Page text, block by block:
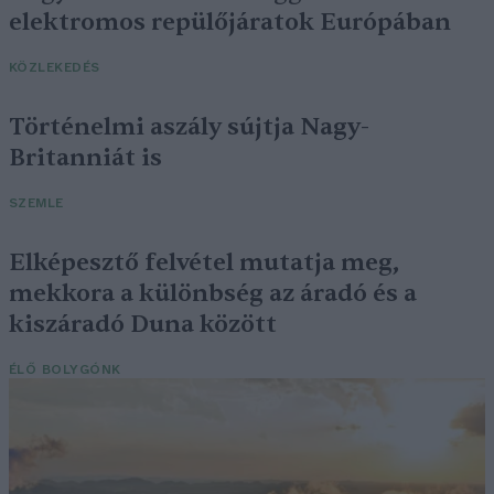
elektromos repülőjáratok Európában
KÖZLEKEDÉS
Történelmi aszály sújtja Nagy-
Britanniát is
SZEMLE
Elképesztő felvétel mutatja meg,
mekkora a különbség az áradó és a
kiszáradó Duna között
ÉLŐ BOLYGÓNK